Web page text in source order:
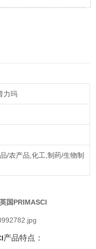
力玛
/农产品,化工,制药/生物制
国PRIMASCI
产品特点：